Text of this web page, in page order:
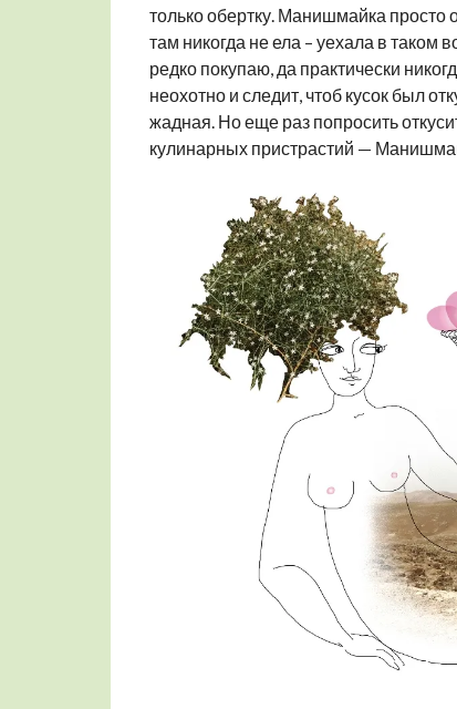
только обертку. Манишмайка просто
там никогда не ела – уехала в таком
редко покупаю, да практически
неохотно и следит, чтоб кусок был
жадная. Но еще раз попросить
кулинарных пристрастий —